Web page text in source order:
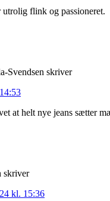
flink og passioneret.
Svendsen skriver
at helt nye jeans sætter
skriver
kl. 15:36